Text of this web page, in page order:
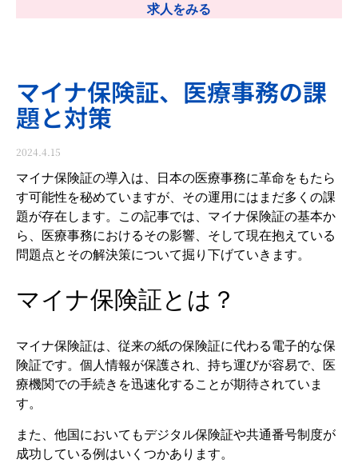
求人をみる
マイナ保険証、医療事務の課
題と対策
2024.4.15
マイナ保険証の導入は、日本の医療事務に革命をもたら
す可能性を秘めていますが、その運用にはまだ多くの課
題が存在します。この記事では、マイナ保険証の基本か
ら、医療事務におけるその影響、そして現在抱えている
問題点とその解決策について掘り下げていきます。
マイナ保険証とは？
マイナ保険証は、従来の紙の保険証に代わる電子的な保
険証です。個人情報が保護され、持ち運びが容易で、医
療機関での手続きを迅速化することが期待されていま
す。
また、他国においてもデジタル保険証や共通番号制度が
成功している例はいくつかあります。